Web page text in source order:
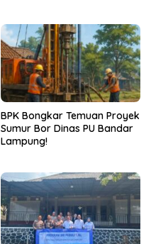
BPK Bongkar Temuan Proyek
Sumur Bor Dinas PU Bandar
Lampung!